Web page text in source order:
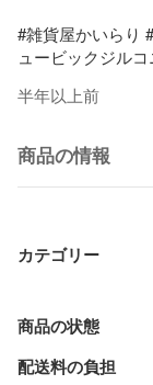
#雑貨屋かいらり
ュービックジル
半年以上前
商品の情報
カテゴリー
商品の状態
配送料の負担